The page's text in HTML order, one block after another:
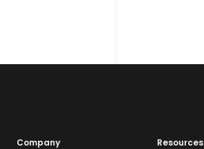
Company Resources